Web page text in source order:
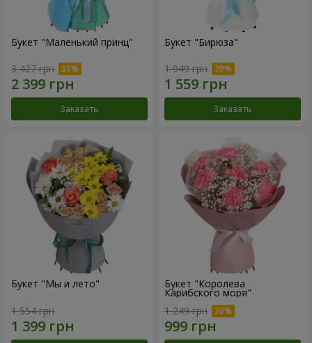
Букет "Маленький принц"
3 427 грн
Заказать
Букет "Бирюза"
1 949 грн
Заказать
Букет "Мы и лето"
1 554 грн
Букет "Королева
Карибского моря"
1 249 грн